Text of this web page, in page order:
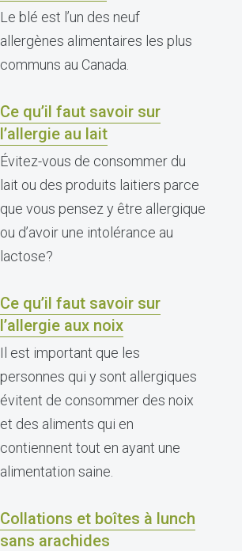
Le blé est l’un des neuf
allergènes alimentaires les plus
communs au Canada.
Ce qu’il faut savoir sur
l’allergie au lait
Évitez-vous de consommer du
lait ou des produits laitiers parce
que vous pensez y être allergique
ou d’avoir une intolérance au
lactose?
Ce qu’il faut savoir sur
l’allergie aux noix
Il est important que les
personnes qui y sont allergiques
évitent de consommer des noix
et des aliments qui en
contiennent tout en ayant une
alimentation saine.
Collations et boîtes à lunch
sans arachides